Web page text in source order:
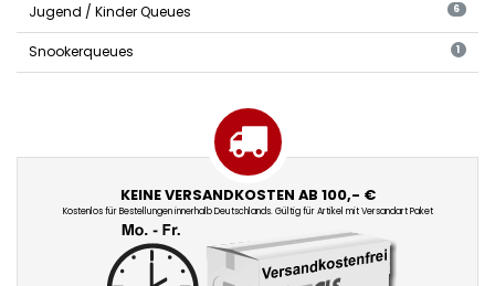
Jugend / Kinder Queues 6
Snookerqueues 1
KEINE VERSANDKOSTEN AB 100,- €
Kostenlos für Bestellungen innerhalb Deutschlands. Gültig für Artikel mit Versandart Paket